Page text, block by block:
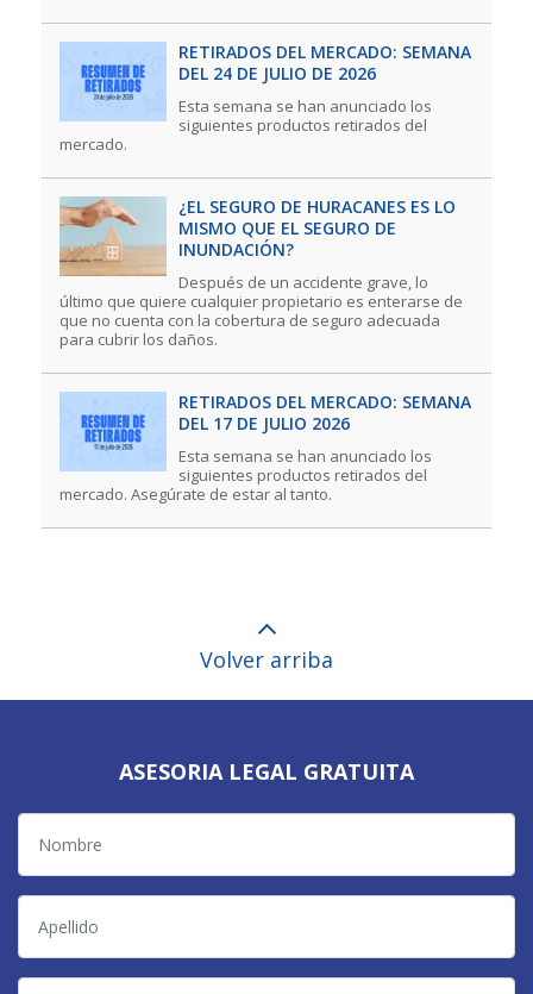
RETIRADOS DEL MERCADO: SEMANA
DEL 24 DE JULIO DE 2026
Esta semana se han anunciado los
siguientes productos retirados del
mercado.
¿EL SEGURO DE HURACANES ES LO
MISMO QUE EL SEGURO DE
INUNDACIÓN?
Después de un accidente grave, lo
último que quiere cualquier propietario es enterarse de
que no cuenta con la cobertura de seguro adecuada
para cubrir los daños.
RETIRADOS DEL MERCADO: SEMANA
DEL 17 DE JULIO 2026
Esta semana se han anunciado los
siguientes productos retirados del
mercado. Asegúrate de estar al tanto.
Volver arriba
ASESORIA LEGAL GRATUITA
Nombre
Apellido